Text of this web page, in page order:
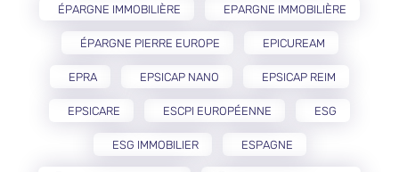
ÉPARGNE IMMOBILIÈRE EPARGNE IMMOBILIÈRE
ÉPARGNE PIERRE EUROPE EPICUREAM
EPRA EPSICAP NANO EPSICAP REIM
EPSICARE ESCPI EUROPÉENNE ESG
ESG IMMOBILIER ESPAGNE